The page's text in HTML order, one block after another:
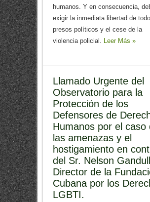
humanos. Y en consecuencia,
exigir la inmediata libertad de
presos políticos y el cese de la
violencia policial. Leer Más »
Llamado Urgente del
Observatorio para la
Protección de los
Defensores de
Humanos por el caso
las amenazas y el
hostigamiento en
del Sr. Nelson
Director de la
Cubana por los
LGBTI.